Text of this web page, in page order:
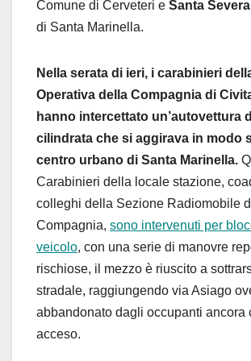
Comune di Cerveteri e Santa Severa
di Santa Marinella.
Nella serata di ieri, i carabinieri
Operativa della Compagnia di
hanno intercettato un’autovettura
cilindrata che si aggirava in modo
centro urbano di Santa Marinella.
Carabinieri della locale stazione,
colleghi della Sezione Radiomobile
Compagnia, sono intervenuti per
veicolo, con una serie di manovre
rischiose, il mezzo è riuscito a
stradale, raggiungendo via Asiago
abbandonato dagli occupanti ancora
acceso.